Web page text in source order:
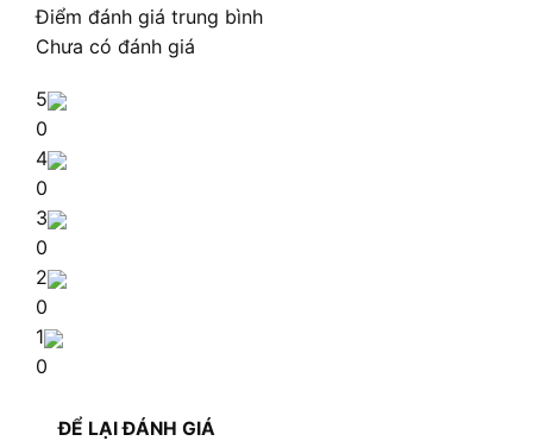
Điểm đánh giá trung bình
Chưa có đánh giá
5
0
4
0
3
0
2
0
1
0
ĐỂ LẠI ĐÁNH GIÁ